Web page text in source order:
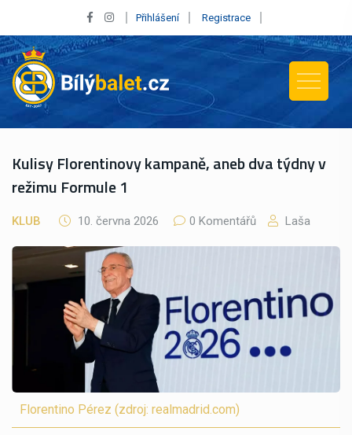
Přihlášení Registrace
Kulisy Florentinovy kampaně, aneb dva týdny v
režimu Formule 1
KLUB 10. června 2026 0 Komentářů Laša
Florentino Pérez (zdroj: realmadrid.com)